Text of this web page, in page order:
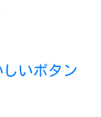
いボタン